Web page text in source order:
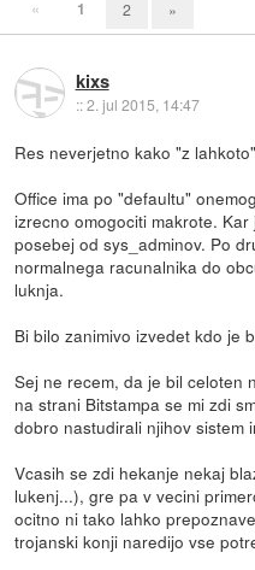
« 1 2 »
kixs
::2. jul 2015, 14:47
Res neverjetno kako "z
Office ima po "defaultu"
izrecno omogociti makrote.
posebej od sys_adminov. Po
normalnega racunalnika do
luknja.
Bi bilo zanimivo izvedet kdo je
Sej ne recem, da je bil celoten
na strani Bitstampa se mi zdi
dobro nastudirali njihov sistem
Vcasih se zdi hekanje nekaj
lukenj...), gre pa v vecini
ocitno ni tako lahko
trojanski konji naredijo vse